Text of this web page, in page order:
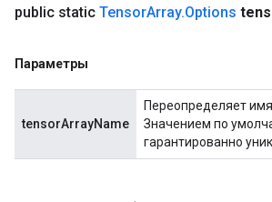
public static TensorArray.Options
Параметры
tensorArrayName
Переопределяет
Значением по
гарантированно